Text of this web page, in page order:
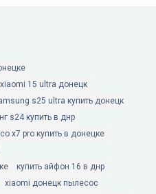
xiaomi 15 ultra донецк
s25 ultra купить донецк
s24 купить в днр
x7 pro купить в донецке
купить айфон 16 в днр
xiaomi донецк пылесос